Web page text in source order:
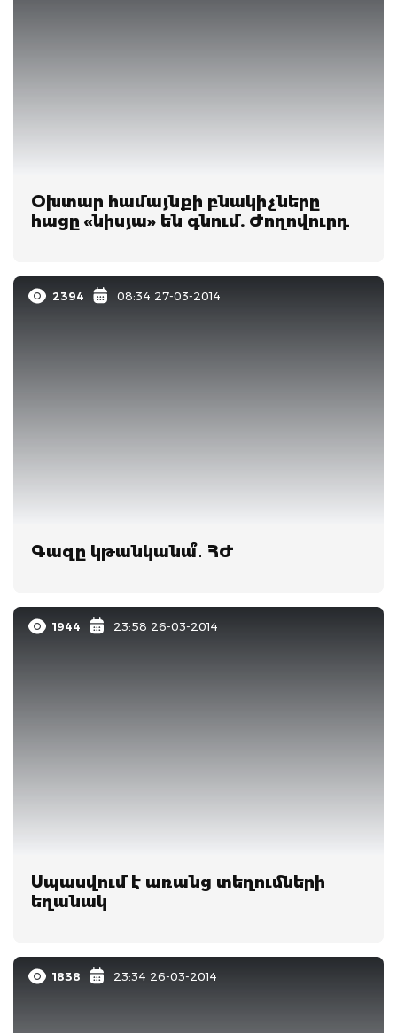
Օխտար համայնքի բնակիչները
հացը «նիսյա» են գնում. Ժողովուրդ
2394 08:34 27-03-2014
Գազը կթանկանա՞․ ՀԺ
1944 23:58 26-03-2014
Սպասվում է առանց տեղումների
եղանակ
1838 23:34 26-03-2014